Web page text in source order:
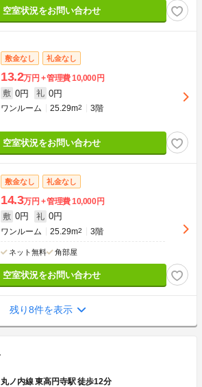
空室状況をお問い合わせ
敷金なし 礼金なし
13.2万円 管理費10,000円
敷 0円 礼 0円
ワンルーム 25.29m2 3階
空室状況をお問い合わせ
敷金なし 礼金なし
14.3万円 管理費10,000円
敷 0円 礼 0円
ワンルーム 25.29m2 3階
ネット無料 角部屋
空室状況をお問い合わせ
残り8件を表示
丸ノ内線 東高円寺駅 徒歩12分